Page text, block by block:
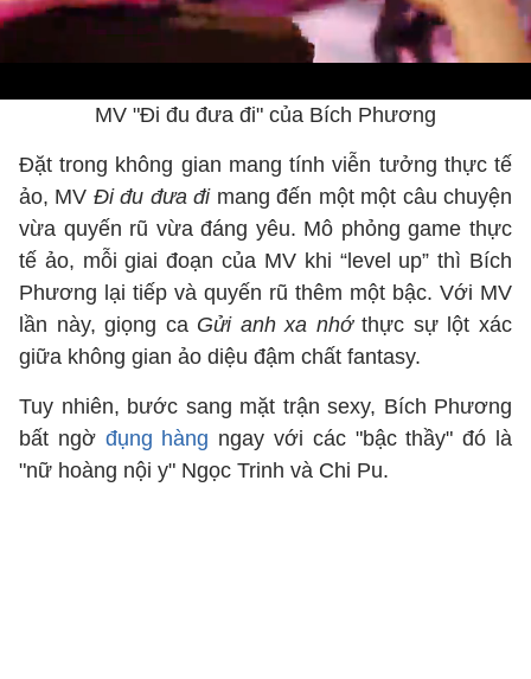
MV "Đi đu đưa đi" của Bích Phương
Đặt trong không gian mang tính viễn tưởng thực tế
ảo, MV Đi đu đưa đi mang đến một một câu chuyện
vừa quyến rũ vừa đáng yêu. Mô phỏng game thực
tế ảo, mỗi giai đoạn của MV khi “level up” thì Bích
Phương lại tiếp và quyến rũ thêm một bậc. Với MV
lần này, giọng ca Gửi anh xa nhớthực sự lột xác
giữa không gian ảo diệu đậm chất fantasy.
Tuy nhiên, bước sang mặt trận sexy, Bích Phương
bất ngờ đụng hàng ngay với các "bậc thầy" đó là
"nữ hoàng nội y" Ngọc Trinh và Chi Pu.